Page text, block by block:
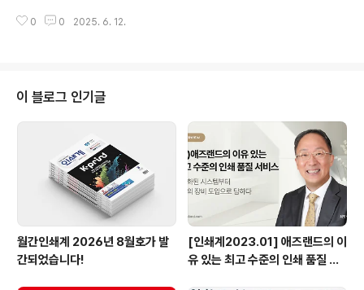
된 이날 총회는 시상과 개회사, 격려사, 부의사항 등의 순으
회 이영수 회장, 서울인쇄조합 김윤중 이사장, 박창용 대구
회장, 이충원 대한인쇄연합회 전회장, 남원호 서울인쇄조
합 전이사장, 석용찬 메인비즈협회 전회장, 이상훈 제책조
합이사장 등 전현직 인쇄단체장과 외빈, 회원들이 참석한
가운데 개최된 이날 총회는 정부포상 및 협회장 표창과 개
회사, 감사보고, 부의사항 등의 순으로 진행되었다.김병순
회장은 개회사에서 “세계인쇄회의 한국 총회 개..
0 0 2025. 6. 12.
이 블로그 인기글
월간인쇄계 2026년 8월호가 발
간되었습니다!
[인쇄계2023.01] 애즈랜드의 이
유 있는 최고 수준의 인쇄 품질 서